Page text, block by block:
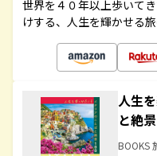
世界を４０年以上歩いて
けする、人生を輝かせる
人生
と絶
BOOKS